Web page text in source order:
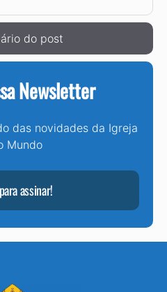
Newsletter
das novidades da Igreja
Mundo
assinar!